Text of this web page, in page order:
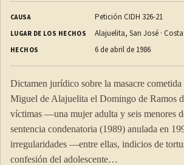
CAUSA Petición CIDH 326-21
LUGAR DE LOS HECHOS Alajuelita, San José ·
HECHOS 6 de abril de 1986
Dictamen jurídico sobre la masacre cometida
Miguel de Alajuelita el Domingo de Ramos
víctimas —una mujer adulta y seis menores
sentencia condenatoria (1989) anulada en
irregularidades —entre ellas, indicios de
confesión del adolescente…